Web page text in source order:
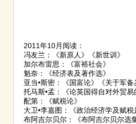
2011年10月阅读：
冯友兰：《新原人》《新世训》
加尔布雷思：《富裕社会》
魁奈：《经济表及著作选》
亚当•斯密：《国富论》《关于军
托马斯•孟：《论英国得自对外贸易
配第：《赋税论》
大卫•李嘉图：《政治经济学及赋税
布阿吉尔贝尔：《布阿吉尔贝尔选